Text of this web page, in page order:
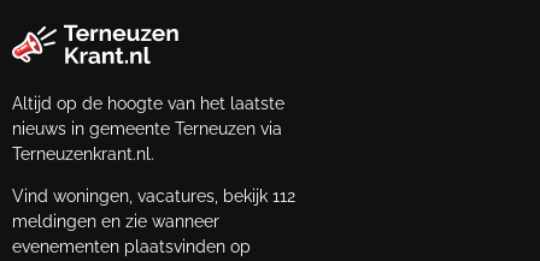
Altijd op de hoogte van het laatste
nieuws in gemeente Terneuzen via
Terneuzenkrant.nl.
Vind woningen, vacatures, bekijk 112
meldingen en zie wanneer
evenementen plaatsvinden op